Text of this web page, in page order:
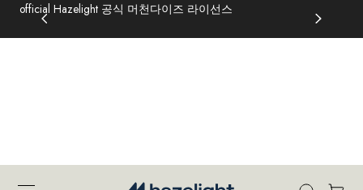
로 건너뛰기
저희 매장에 오신 것을 환영합니다
€100 이상 주문 시 무료 배송
official Hazelight 공식 머천다이즈 라이선스
할인을 받으려면 장바구니에 상품 2개를 추가하세요
카